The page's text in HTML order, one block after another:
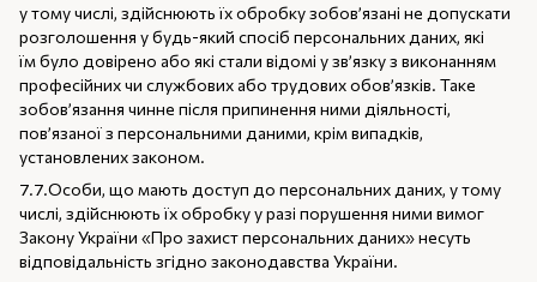
у тому числі, здійснюють їх обробку зобов’язані не допускати
розголошення у будь-який спосіб персональних даних, які
їм було довірено або які стали відомі у зв’язку з виконанням
професійних чи службових або трудових обов’язків. Таке
зобов’язання чинне після припинення ними діяльності,
пов’язаної з персональними даними, крім випадків,
установлених законом.
7.7.Особи, що мають доступ до персональних даних, у тому
числі, здійснюють їх обробку у разі порушення ними вимог
Закону України «Про захист персональних даних» несуть
відповідальність згідно законодавства України.